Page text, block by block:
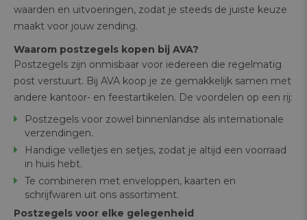
waarden en uitvoeringen, zodat je steeds de juiste keuze
maakt voor jouw zending.
Waarom postzegels kopen bij AVA?
Postzegels zijn onmisbaar voor iedereen die regelmatig
post verstuurt. Bij AVA koop je ze gemakkelijk samen met
andere kantoor- en feestartikelen. De voordelen op een rij:
Postzegels voor zowel binnenlandse als internationale
verzendingen.
Handige velletjes en setjes, zodat je altijd een voorraad
in huis hebt.
Te combineren met enveloppen, kaarten en
schrijfwaren uit ons assortiment.
Postzegels voor elke gelegenheid